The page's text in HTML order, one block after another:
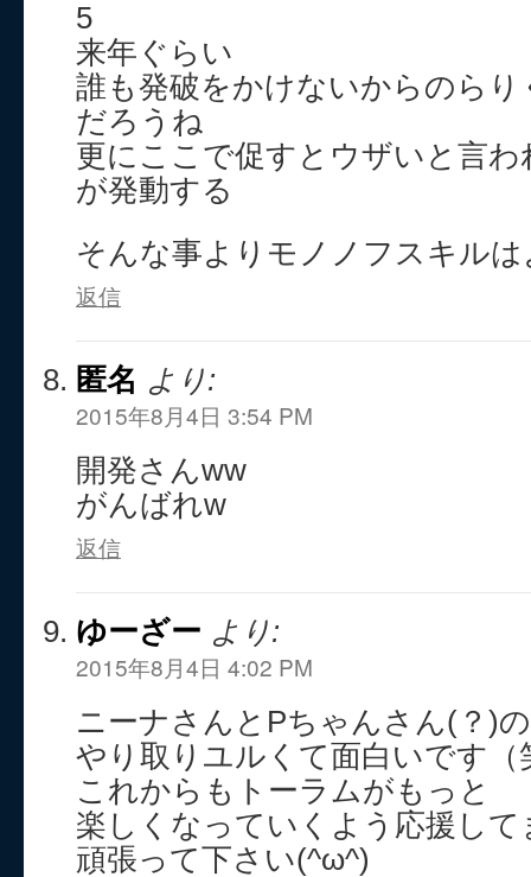
5
来年ぐらい
誰も発破をかけないからのら
だろうね
更にここで促すとウザいと言
が発動する
そんな事よりモノノフスキルは
返信
匿名 より:
2015年8月4日 3:54 PM
開発さんww
がんばれw
返信
ゆーざー より:
2015年8月4日 4:02 PM
ニーナさんとPちゃんさん(？)の
やり取りユルくて面白いです（
これからもトーラムがもっと
楽しくなっていくよう応援して
頑張って下さい(^ω^)